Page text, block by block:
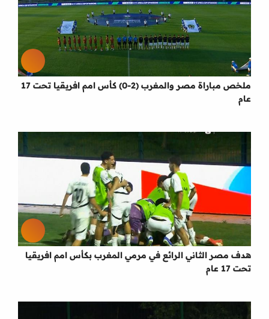
ملخص مباراة مصر والمغرب (2-0) كأس امم افريقيا تحت 17
عام
هدف مصر الثاني الرائع في مرمي المغرب بكأس امم افريقيا
تحت 17 عام